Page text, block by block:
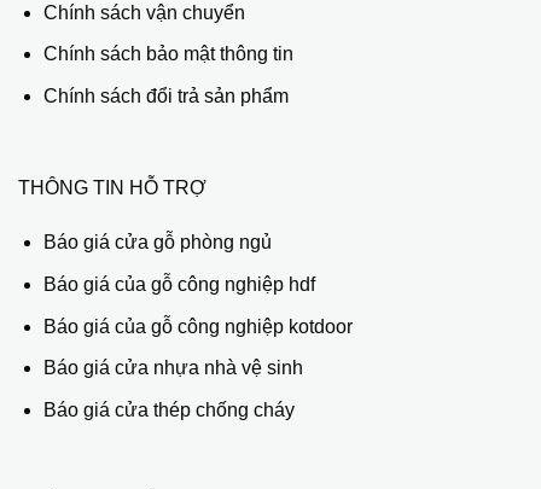
Chính sách vận chuyển
Chính sách bảo mật thông tin
Chính sách đổi trả sản phẩm
THÔNG TIN HỖ TRỢ
Báo giá cửa gỗ phòng ngủ
Báo giá của gỗ công nghiệp hdf
Báo giá của gỗ công nghiệp kotdoor
Báo giá cửa nhựa nhà vệ sinh
Báo giá cửa thép chống cháy